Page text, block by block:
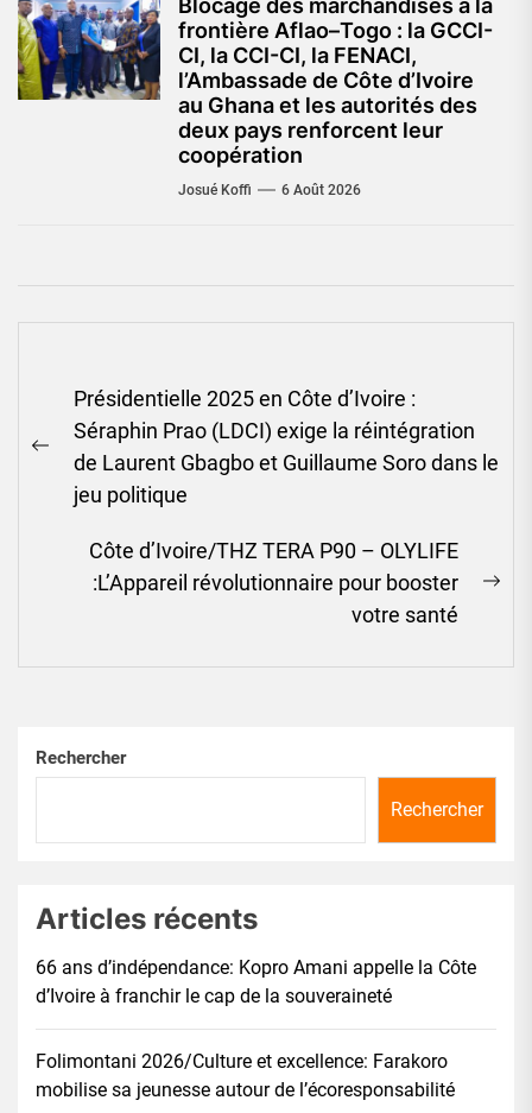
Blocage des marchandises à la
frontière Aflao–Togo : la GCCI-
CI, la CCI-CI, la FENACI,
l’Ambassade de Côte d’Ivoire
au Ghana et les autorités des
deux pays renforcent leur
coopération
Josué Koffi 6 Août 2026
l’article
Previous
post:
Présidentielle 2025 en Côte d’Ivoire :
Séraphin Prao (LDCI) exige la réintégration
de Laurent Gbagbo et Guillaume Soro dans le
jeu politique
Côte d’Ivoire/THZ TERA P90 – OLYLIFE
:L’Appareil révolutionnaire pour booster
votre santé
Rechercher
Rechercher
Articles récents
66 ans d’indépendance: Kopro Amani appelle la Côte
d’Ivoire à franchir le cap de la souveraineté
Folimontani 2026/Culture et excellence: Farakoro
mobilise sa jeunesse autour de l’écoresponsabilité